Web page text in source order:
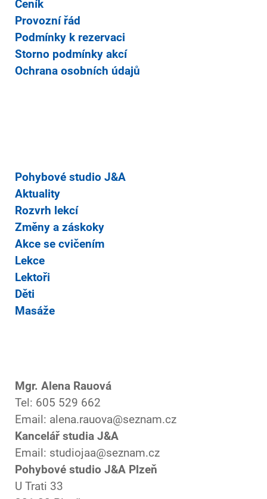
Ceník
Provozní řád
Podmínky k rezervaci
Storno podmínky akcí
Ochrana osobních údajů
Pohybové studio J&A
Aktuality
Rozvrh lekcí
Změny a záskoky
Akce se cvičením
Lekce
Lektoři
Děti
Masáže
Mgr. Alena Rauová
Tel: 605 529 662
Email: alena.rauova@seznam.cz
Kancelář studia J&A
Email: studiojaa@seznam.cz
Pohybové studio J&A Plzeň
U Trati 33